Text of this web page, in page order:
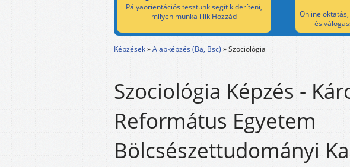
Pályaorientációs tesztünk segít kideríteni,
milyen munka illik Hozzád
Online
és
Képzések»Alapképzés (Ba, Bsc) »Szociológia
Szociológia Képzés -
Református Egyetem
Bölcsészettudományi